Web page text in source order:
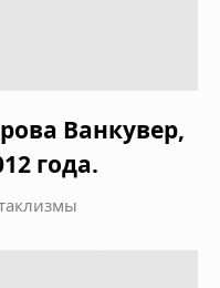
Ванкувер,
года.